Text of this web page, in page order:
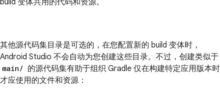
build 变体共用的代码和资源。
其他源代码集目录是可选的，在您配置新的 build 变体时，
Android Studio 不会自动为您创建这些目录。不过，创建类似于
main/ 的源代码集有助于组织 Gradle 仅在构建特定应用版本时
才应使用的文件和资源：